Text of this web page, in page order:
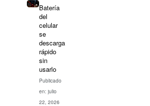
Batería
del
celular
se
descarga
rápido
sin
usarlo
Publicado
en: julio
22, 2026